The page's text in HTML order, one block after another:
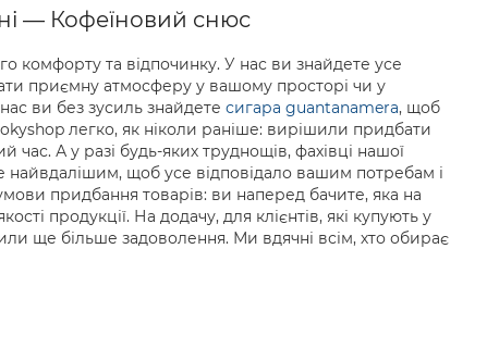
— Кофеїновий снюс
комфорту та відпочинку. У нас ви знайдете усе
приємну атмосферу у вашому просторі чи у
ви без зусиль знайдете сигара guantanamera, щоб
легко, як ніколи раніше: вирішили придбати
А у разі будь-яких труднощів, фахівці нашої
найвдалішим, щоб усе відповідало вашим потребам і
придбання товарів: ви наперед бачите, яка на
продукції. На додачу, для клієнтів, які купують у
ще більше задоволення. Ми вдячні всім, хто обирає